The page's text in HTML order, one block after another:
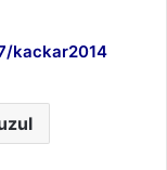
kackar2014